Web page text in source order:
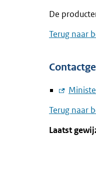
De
Terug naar
Terug naar
Laatst